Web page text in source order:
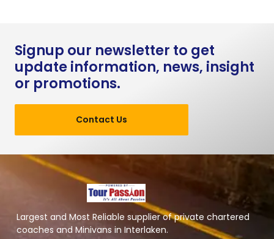
Signup our newsletter to get
update information, news, insight
or promotions.
Contact Us
Largest and Most Reliable supplier of private chartered
coaches and Minivans in Interlaken.